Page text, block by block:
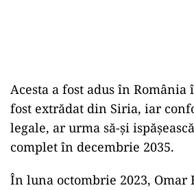
Acesta a fost adus în România
fost extrădat din Siria, iar
legale, ar urma să-și
complet în decembrie 2035.
În luna octombrie 2023, Omar